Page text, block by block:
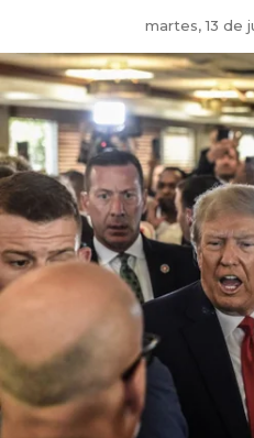
martes, 13 de